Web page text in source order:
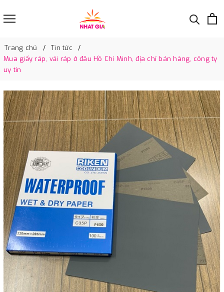
Trang chủ
Tin tức
Mua giấy ráp, vải ráp ở đâu Hồ Chí Minh, địa chỉ bán hàng, công ty
uy tín